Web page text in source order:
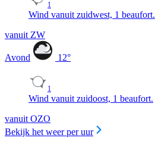
1
Wind vanuit zuidwest, 1 beaufort.
vanuit ZW
Avond 12°
1
Wind vanuit zuidoost, 1 beaufort.
vanuit OZO
Bekijk het weer per uur